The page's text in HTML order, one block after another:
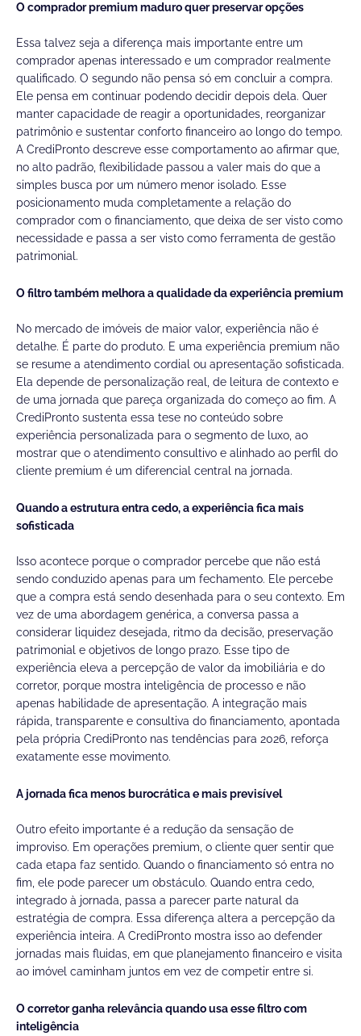
O comprador premium maduro quer preservar opções
Essa talvez seja a diferença mais importante entre um
comprador apenas interessado e um comprador realmente
qualificado. O segundo não pensa só em concluir a compra.
Ele pensa em continuar podendo decidir depois dela. Quer
manter capacidade de reagir a oportunidades, reorganizar
patrimônio e sustentar conforto financeiro ao longo do tempo.
A CrediPronto descreve esse comportamento ao afirmar que,
no alto padrão, flexibilidade passou a valer mais do que a
simples busca por um número menor isolado. Esse
posicionamento muda completamente a relação do
comprador com o financiamento, que deixa de ser visto como
necessidade e passa a ser visto como ferramenta de gestão
patrimonial.
O filtro também melhora a qualidade da experiência premium
No mercado de imóveis de maior valor, experiência não é
detalhe. É parte do produto. E uma experiência premium não
se resume a atendimento cordial ou apresentação sofisticada.
Ela depende de personalização real, de leitura de contexto e
de uma jornada que pareça organizada do começo ao fim. A
CrediPronto sustenta essa tese no conteúdo sobre
experiência personalizada para o segmento de luxo, ao
mostrar que o atendimento consultivo e alinhado ao perfil do
cliente premium é um diferencial central na jornada.
Quando a estrutura entra cedo, a experiência fica mais
sofisticada
Isso acontece porque o comprador percebe que não está
sendo conduzido apenas para um fechamento. Ele percebe
que a compra está sendo desenhada para o seu contexto. Em
vez de uma abordagem genérica, a conversa passa a
considerar liquidez desejada, ritmo da decisão, preservação
patrimonial e objetivos de longo prazo. Esse tipo de
experiência eleva a percepção de valor da imobiliária e do
corretor, porque mostra inteligência de processo e não
apenas habilidade de apresentação. A integração mais
rápida, transparente e consultiva do financiamento, apontada
pela própria CrediPronto nas tendências para 2026, reforça
exatamente esse movimento.
A jornada fica menos burocrática e mais previsível
Outro efeito importante é a redução da sensação de
improviso. Em operações premium, o cliente quer sentir que
cada etapa faz sentido. Quando o financiamento só entra no
fim, ele pode parecer um obstáculo. Quando entra cedo,
integrado à jornada, passa a parecer parte natural da
estratégia de compra. Essa diferença altera a percepção da
experiência inteira. A CrediPronto mostra isso ao defender
jornadas mais fluidas, em que planejamento financeiro e visita
ao imóvel caminham juntos em vez de competir entre si.
O corretor ganha relevância quando usa esse filtro com
inteligência